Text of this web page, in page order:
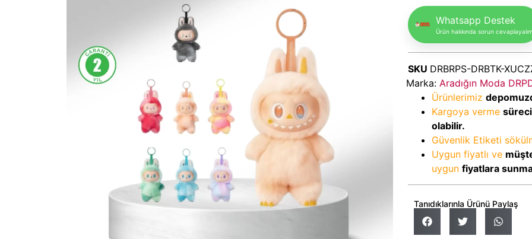
Whatsapp Destek
Ürün hakkında sorun cevaplayalım
SKU DRBRPS-DRBTK-
Marka: Aradığın Moda
Ürünlerimiz
Kargoya verme
olabilir.
Güvenlik Etiketi
Uygun fiyatlı ve
uygun fiyatlara
Tanıdıklarınla Ürünü Paylaş